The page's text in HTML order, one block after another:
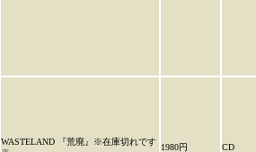
WASTELAND 『荒廃』※在庫切れです
1980円 CD